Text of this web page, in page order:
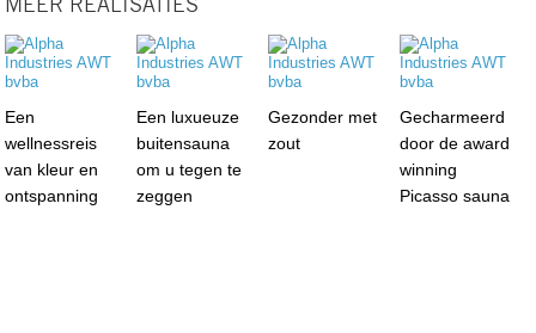
MEER REALISATIES
Een
wellnessreis
van kleur en
ontspanning
Een luxueuze
buitensauna
om u tegen te
zeggen
Gezonder met
zout
Gecharmeerd
door de award
winning
Picasso sauna